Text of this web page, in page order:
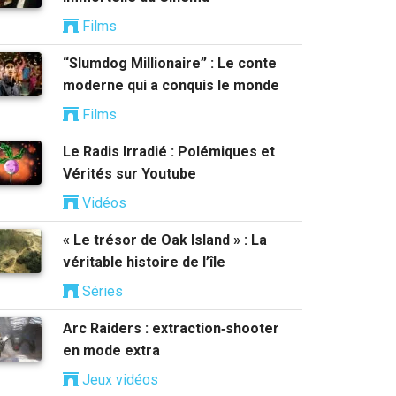
Films
“Slumdog Millionaire” : Le conte
moderne qui a conquis le monde
Films
Le Radis Irradié : Polémiques et
Vérités sur Youtube
Vidéos
« Le trésor de Oak Island » : La
véritable histoire de l’île
Séries
Arc Raiders : extraction‑shooter
en mode extra
Jeux vidéos